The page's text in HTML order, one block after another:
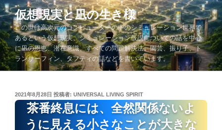
コ
ン
テ
ン
ツ
へ
仮想現実と凪の生き様
この世は高次元のコンピューターの中のシミュレーション世界で
あるという仮想現実、シミュレーション仮説についての話を中心
に凪の恩恵、潜在意識、すべての問題解決法、園芸、振り子、ト
ランサーフィン、タフティの話などを書いています。
投
稿
2021年8月28日 投稿者: UNIVERSAL LIVING SPIRIT
茶番終息には、全然関係ないよ
うに見える小さなことが大きな